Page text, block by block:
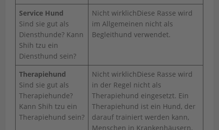
Service Hund
Sind sie gut als
Diensthunde? Kann
Shih tzu ein
Diensthund sein?
Nicht wirklichDiese Rasse wird
im Allgemeinen nicht als
Begleithund verwendet.
Therapiehund
Sind sie gut als
Therapiehunde?
Kann Shih tzu ein
Therapiehund sein?
Nicht wirklichDiese Rasse wird
in der Regel nicht als
Therapiehund eingesetzt. Ein
Therapiehund ist ein Hund, der
darauf trainiert werden kann,
Menschen in Krankenhäusern,